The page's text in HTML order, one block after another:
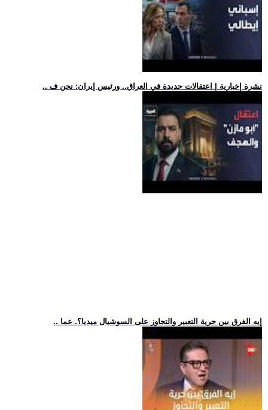
.. نشرة إخبارية | اعتقالات جديدة في العراق.. ورئيس إيران: نحن ف
.. إيه الفرق بين حرية التعبير والتجاوز على السوشيال ميديا؟. عما